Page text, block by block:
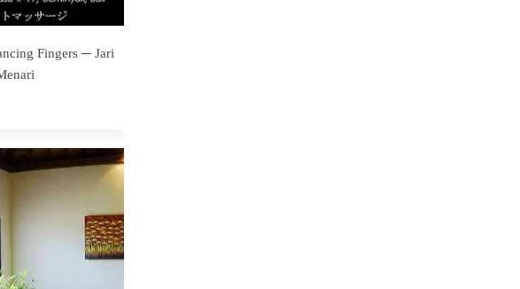
Fingers ─ Jari